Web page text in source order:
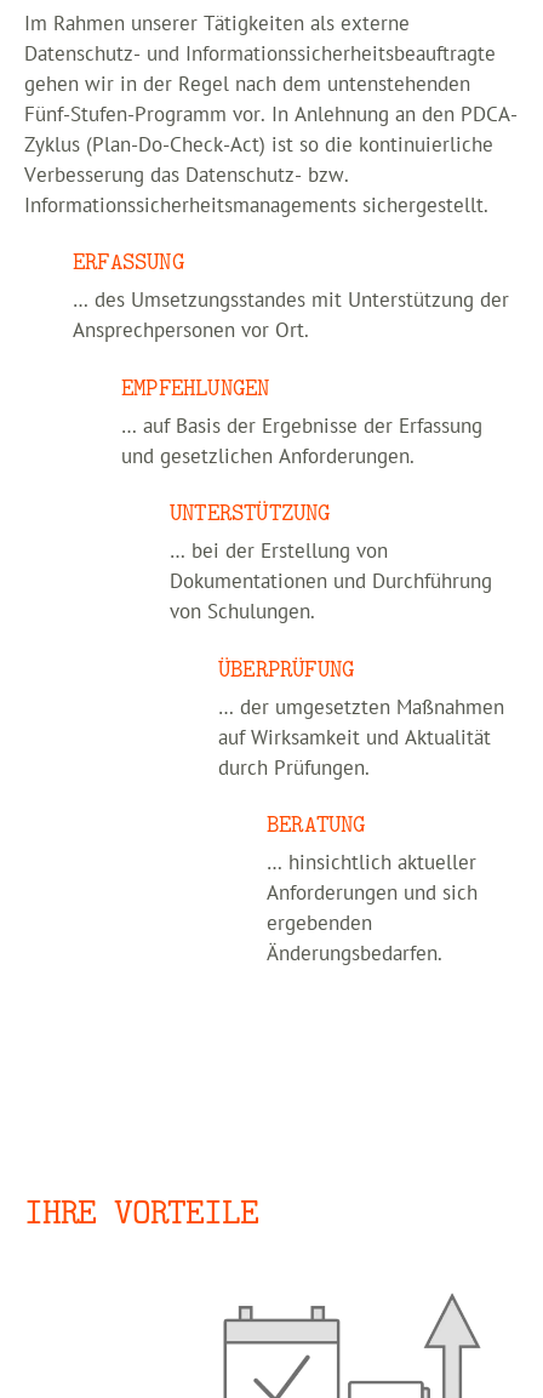
Im Rahmen unserer Tätigkeiten als externe
Datenschutz- und Informationssicherheitsbeauftragte
gehen wir in der Regel nach dem untenstehenden
Fünf-Stufen-Programm vor. In Anlehnung an den PDCA-
Zyklus (Plan-Do-Check-Act) ist so die kontinuierliche
Verbesserung das Datenschutz- bzw.
Informationssicherheitsmanagements sichergestellt.
ERFASSUNG
… des Umsetzungsstandes mit Unterstützung der
Ansprechpersonen vor Ort.
EMPFEHLUNGEN
… auf Basis der Ergebnisse der Erfassung
und gesetzlichen Anforderungen.
UNTERSTÜTZUNG
… bei der Erstellung von
Dokumentationen und Durchführung
von Schulungen.
ÜBERPRÜFUNG
… der umgesetzten Maßnahmen
auf Wirksamkeit und Aktualität
durch Prüfungen.
BERATUNG
… hinsichtlich aktueller
Anforderungen und sich
ergebenden
Änderungsbedarfen.
IHRE VORTEILE